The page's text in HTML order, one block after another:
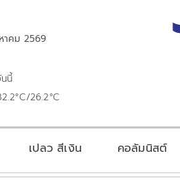
คม 2569
นี้
26.2°C
เปลว สีเงิน คอลัมนิสต์